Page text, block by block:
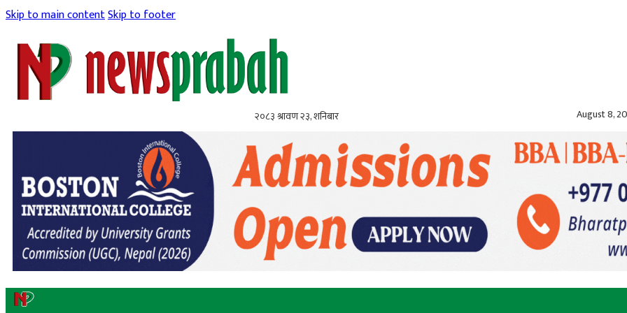
Skip to main contentSkip to footer
२०८३ श्रावण २३, शनिबार August 8,